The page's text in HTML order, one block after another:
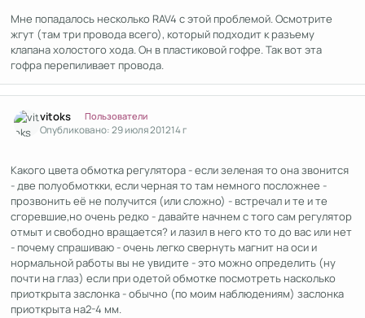
Мне попадалось несколько RAV4 с этой проблемой. Осмотрите
жгут (там три провода всего), который подходит к разъему
клапана холостого хода. Он в пластиковой гофре. Так вот эта
гофра перепиливает провода.
vitoks Пользователи
Опубликовано:29 июля 201214 г
Какого цвета обмотка регулятора - если зеленая то она звонится
- две полуобмоткки, если черная то там немного посложнее -
прозвонить её не получится (или сложно) - встречал и те и те
сгоревшие,но очень редко - давайте начнем с того сам регулятор
отмыт и свободно вращается? и лазил в него кто то до вас или нет
- почему спрашиваю - очень легко свернуть магнит на оси и
нормальной работы вы не увидите - это можно определить (ну
почти на глаз) если при одетой обмотке посмотреть насколько
приоткрыта заслонка - обычно (по моим наблюдениям) заслонка
приоткрыта на2-4 мм.